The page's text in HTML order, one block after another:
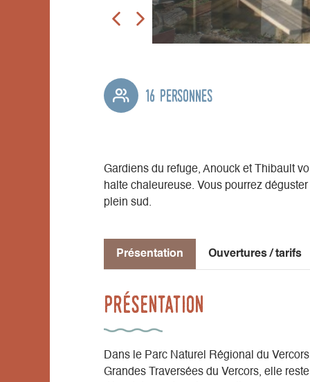
16 personnes
Gardiens du refuge, Anouck et Thibault
halte chaleureuse. Vous pourrez
plein sud.
Présentation Ouvertures / tarifs
Présentation
Dans le Parc Naturel Régional du
Grandes Traversées du Vercors, elle